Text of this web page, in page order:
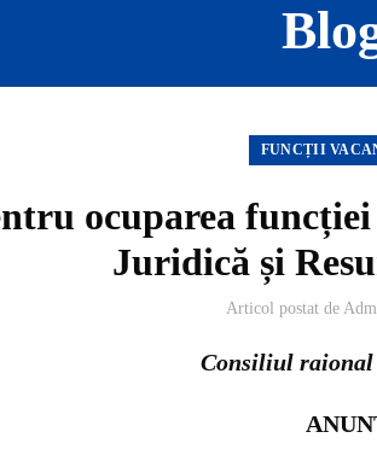
FUNCȚII
ocuparea
Juridică și
Articol postat de
Consiliul raional